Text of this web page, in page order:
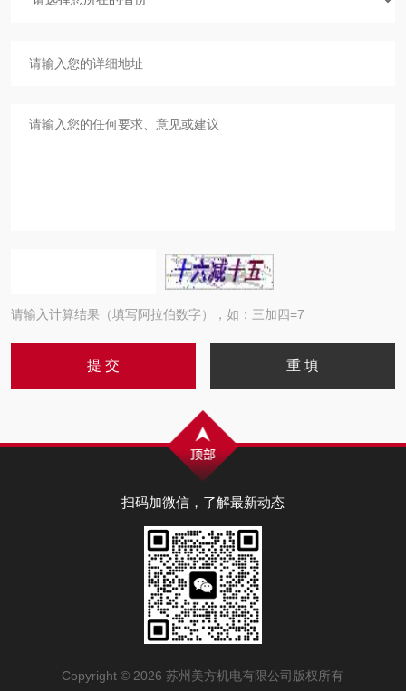
请输入计算结果（填写阿拉伯数字），如：三加四=7
扫码加微信，了解最新动态
Copyright © 2026 苏州美方机电有限公司版权所有